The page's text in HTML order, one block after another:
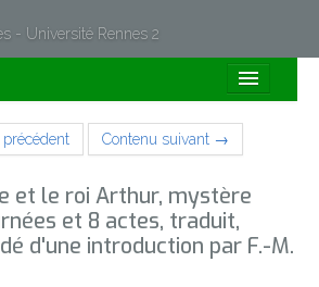
Contenu suivant →
et le roi Arthur, mystère
et 8 actes, traduit‎,
d'une introduction par F.-M.